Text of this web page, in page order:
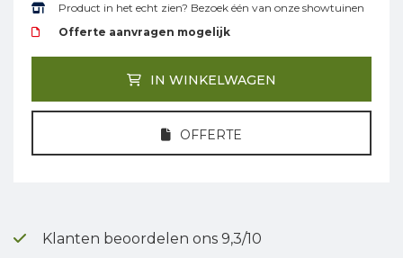
Product in het echt zien? Bezoek één van onze showtuinen
Offerte aanvragen mogelijk
IN WINKELWAGEN
OFFERTE
Klanten beoordelen ons 9,3/10